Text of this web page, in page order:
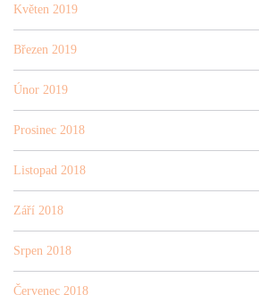
Květen 2019
Březen 2019
Únor 2019
Prosinec 2018
Listopad 2018
Září 2018
Srpen 2018
Červenec 2018